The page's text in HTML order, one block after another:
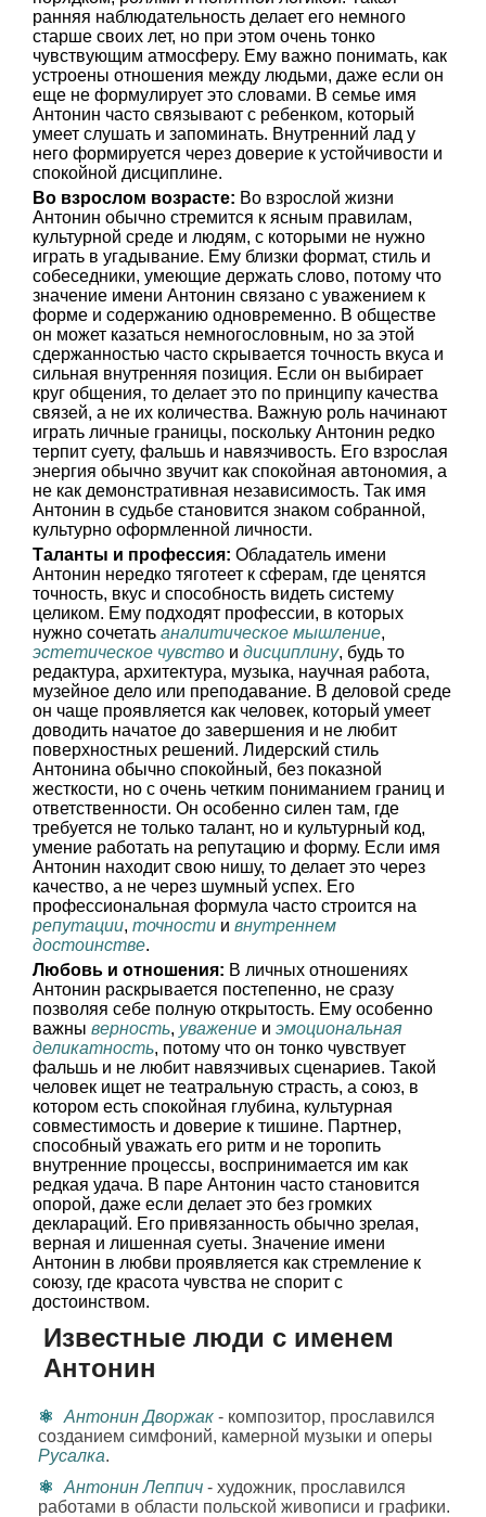
ранняя наблюдательность делает его немного
старше своих лет, но при этом очень тонко
чувствующим атмосферу. Ему важно понимать, как
устроены отношения между людьми, даже если он
еще не формулирует это словами. В семье имя
Антонин часто связывают с ребенком, который
умеет слушать и запоминать. Внутренний лад у
него формируется через доверие к устойчивости и
спокойной дисциплине.
Во взрослом возрасте: Во взрослой жизни
Антонин обычно стремится к ясным правилам,
культурной среде и людям, с которыми не нужно
играть в угадывание. Ему близки формат, стиль и
собеседники, умеющие держать слово, потому что
значение имени Антонин связано с уважением к
форме и содержанию одновременно. В обществе
он может казаться немногословным, но за этой
сдержанностью часто скрывается точность вкуса и
сильная внутренняя позиция. Если он выбирает
круг общения, то делает это по принципу качества
связей, а не их количества. Важную роль начинают
играть личные границы, поскольку Антонин редко
терпит суету, фальшь и навязчивость. Его взрослая
энергия обычно звучит как спокойная автономия, а
не как демонстративная независимость. Так имя
Антонин в судьбе становится знаком собранной,
культурно оформленной личности.
Таланты и профессия: Обладатель имени
Антонин нередко тяготеет к сферам, где ценятся
точность, вкус и способность видеть систему
целиком. Ему подходят профессии, в которых
нужно сочетать аналитическое мышление,
эстетическое чувство и дисциплину, будь то
редактура, архитектура, музыка, научная работа,
музейное дело или преподавание. В деловой среде
он чаще проявляется как человек, который умеет
доводить начатое до завершения и не любит
поверхностных решений. Лидерский стиль
Антонина обычно спокойный, без показной
жесткости, но с очень четким пониманием границ и
ответственности. Он особенно силен там, где
требуется не только талант, но и культурный код,
умение работать на репутацию и форму. Если имя
Антонин находит свою нишу, то делает это через
качество, а не через шумный успех. Его
профессиональная формула часто строится на
репутации, точности и внутреннем
достоинстве.
Любовь и отношения: В личных отношениях
Антонин раскрывается постепенно, не сразу
позволяя себе полную открытость. Ему особенно
важны верность, уважение и эмоциональная
деликатность, потому что он тонко чувствует
фальшь и не любит навязчивых сценариев. Такой
человек ищет не театральную страсть, а союз, в
котором есть спокойная глубина, культурная
совместимость и доверие к тишине. Партнер,
способный уважать его ритм и не торопить
внутренние процессы, воспринимается им как
редкая удача. В паре Антонин часто становится
опорой, даже если делает это без громких
деклараций. Его привязанность обычно зрелая,
верная и лишенная суеты. Значение имени
Антонин в любви проявляется как стремление к
союзу, где красота чувства не спорит с
достоинством.
Известные люди с именем
Антонин
Антонин Дворжак - композитор, прославился
созданием симфоний, камерной музыки и оперы
Русалка.
Антонин Леппич - художник, прославился
работами в области польской живописи и графики.